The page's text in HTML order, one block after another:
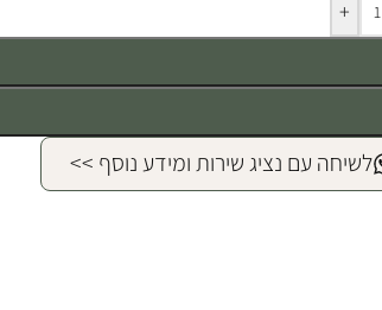
+
לשיחה עם נציג שירות ומידע נוסף >>